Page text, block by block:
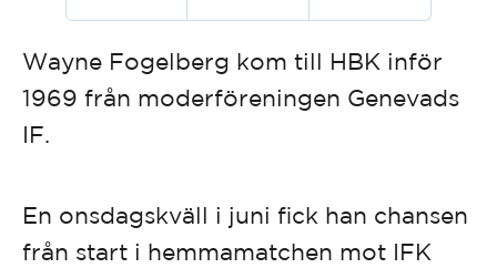
Wayne Fogelberg kom till HBK inför
1969 från moderföreningen Genevads
IF.
En onsdagskväll i juni fick han chansen
från start i hemmamatchen mot IFK